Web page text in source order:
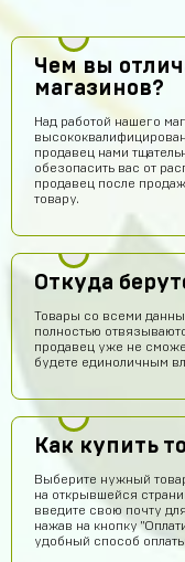
Чем вы
магазинов?
Над работой нашего
продавец нами
обезопасить вас от
продавец после
товару.
Откуда
Товары со всеми
полностью
продавец уже не
будете единоличным
Как купить
Выберите нужный
на открывшейся
введите свою почту
нажав на кнопку
удобный способ